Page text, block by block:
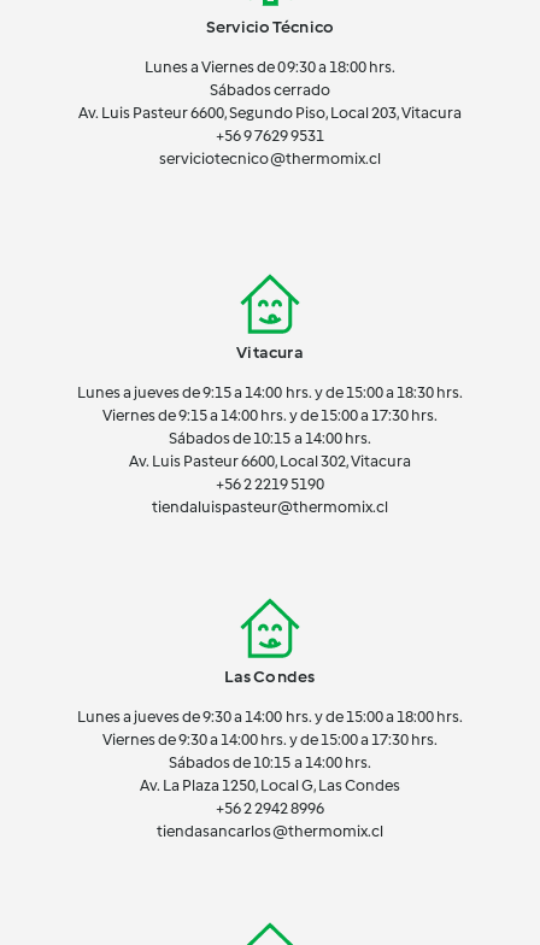
Servicio Técnico
Lunes a Viernes de 09:30 a 18:00 hrs.
Sábados cerrado
Av. Luis Pasteur 6600, Segundo Piso, Local 203, Vitacura
+56 9 7629 9531
serviciotecnico@thermomix.cl
Vitacura
Lunes a jueves de 9:15 a 14:00 hrs. y de 15:00 a 18:30 hrs.
Viernes de 9:15 a 14:00 hrs. y de 15:00 a 17:30 hrs.
Sábados de 10:15 a 14:00 hrs.
Av. Luis Pasteur 6600, Local 302, Vitacura
+56 2 2219 5190
tiendaluispasteur@thermomix.cl
Las Condes
Lunes a jueves de 9:30 a 14:00 hrs. y de 15:00 a 18:00 hrs.
Viernes de 9:30 a 14:00 hrs. y de 15:00 a 17:30 hrs.
Sábados de 10:15 a 14:00 hrs.
Av. La Plaza 1250, Local G, Las Condes
+56 2 2942 8996
tiendasancarlos@thermomix.cl